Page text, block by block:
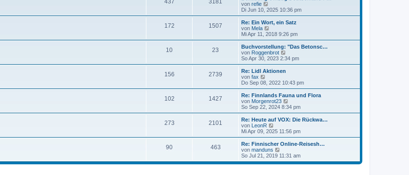
g
B
e
i
r
g
t
r
B
e
i
r
a
g
437 3181
von refie
e
u
e
s
t
B
e
i
r
g
Di Jun 10, 2025 10:36 pm
172 1507
Re: Ein Wort, ein Satz
von Mela
e
u
e
s
t
r
B
e
i
r
a
g
Mi Apr 11, 2018 9:26 pm
10 23
Buchvorstellung: "Das Betonsc…
von Roggenbrot
e
u
t
B
e
i
r
g
So Apr 30, 2023 2:34 pm
156 2739
Re: Lidl Aktionen
von fax
e
u
e
s
e
B
e
i
r
a
g
Do Sep 08, 2022 10:43 pm
102 1427
Re: Finnlands Fauna und Flora
von Morgenrot23
e
u
e
t
r
B
e
i
t
So Sep 22, 2024 8:34 pm
273 2101
Re: Heute auf VOX: Die Rückwa…
von LeonR
e
u
e
s
t
r
Mi Apr 09, 2025 11:56 pm
90 463
Re: Finnischer Online-Reisesh…
von manduns
e
u
So Jul 21, 2019 11:31 am